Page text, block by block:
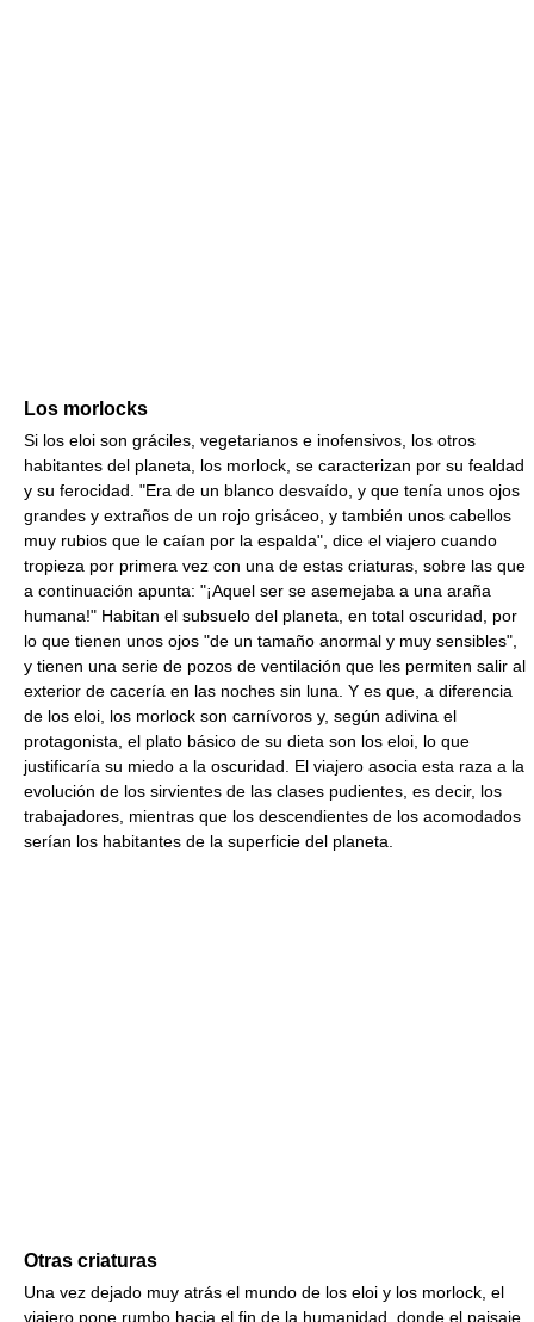
Los morlocks
Si los eloi son gráciles, vegetarianos e inofensivos, los otros
habitantes del planeta, los morlock, se caracterizan por su fealdad
y su ferocidad. "Era de un blanco desvaído, y que tenía unos ojos
grandes y extraños de un rojo grisáceo, y también unos cabellos
muy rubios que le caían por la espalda", dice el viajero cuando
tropieza por primera vez con una de estas criaturas, sobre las que
a continuación apunta: "¡Aquel ser se asemejaba a una araña
humana!" Habitan el subsuelo del planeta, en total oscuridad, por
lo que tienen unos ojos "de un tamaño anormal y muy sensibles",
y tienen una serie de pozos de ventilación que les permiten salir al
exterior de cacería en las noches sin luna. Y es que, a diferencia
de los eloi, los morlock son carnívoros y, según adivina el
protagonista, el plato básico de su dieta son los eloi, lo que
justificaría su miedo a la oscuridad. El viajero asocia esta raza a la
evolución de los sirvientes de las clases pudientes, es decir, los
trabajadores, mientras que los descendientes de los acomodados
serían los habitantes de la superficie del planeta.
Otras criaturas
Una vez dejado muy atrás el mundo de los eloi y los morlock, el
viajero pone rumbo hacia el fin de la humanidad, donde el paisaje